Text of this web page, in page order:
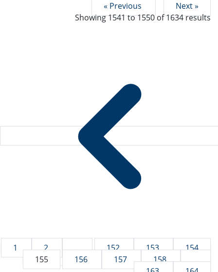
« Previous
Next »
Showing1541to1550of1634results
1 2 ... 152 153
154
155
156 157 158
...